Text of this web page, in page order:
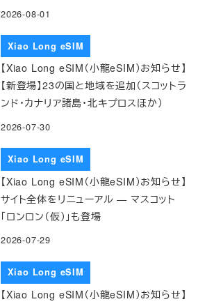
2026-08-01
Xiao Long eSIM
【Xiao Long eSIM（小龍eSIM）お知らせ】
【新登場】23の国と地域を追加（スコットラ
ンド・カナリア諸島・北キプロスほか）
2026-07-30
Xiao Long eSIM
【Xiao Long eSIM（小龍eSIM）お知らせ】
サイト全体をリニューアル — マスコット
「ロンロン（仮）」も登場
2026-07-29
Xiao Long eSIM
【Xiao Long eSIM（小龍eSIM）お知らせ】